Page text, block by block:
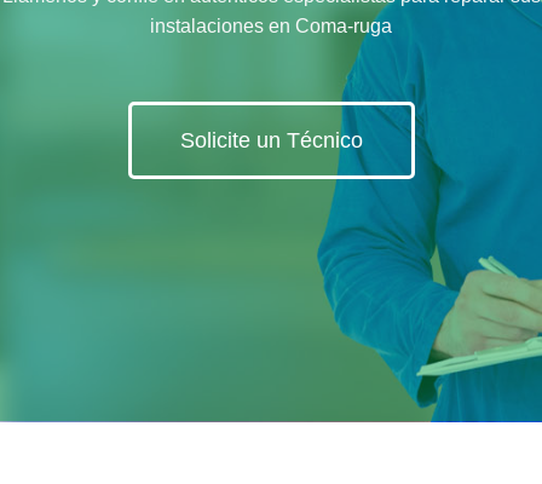
instalaciones en Coma-ruga
Solicite un Técnico